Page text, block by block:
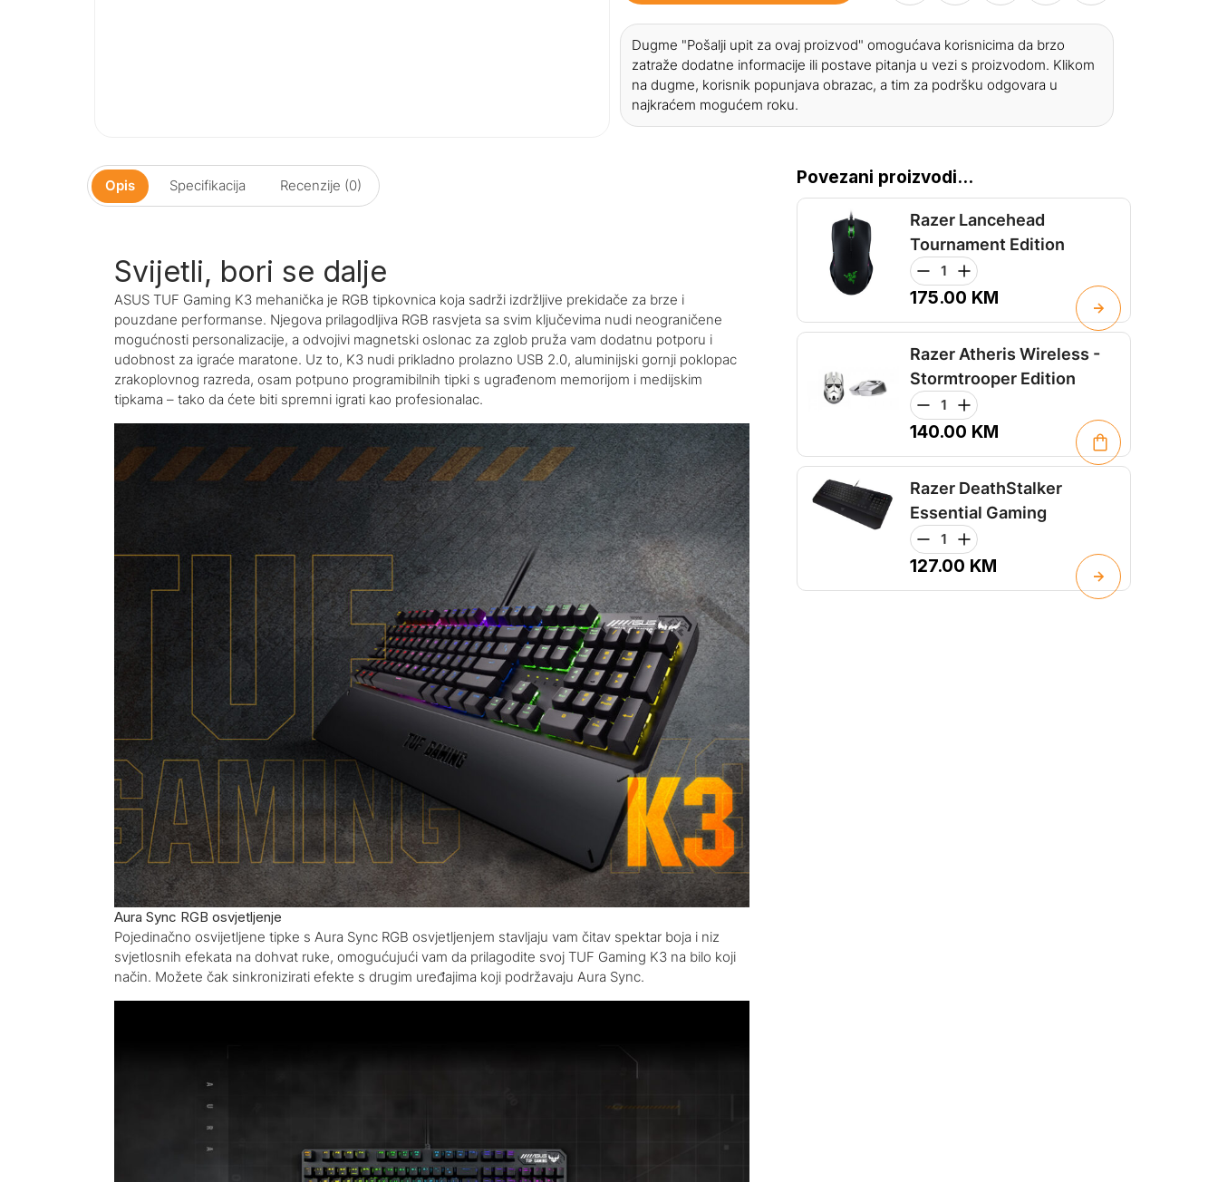
Dugme "Pošalji upit za ovaj proizvod" omogućava korisnicima da brzo
zatraže dodatne informacije ili postave pitanja u vezi s proizvodom. Klikom
na dugme, korisnik popunjava obrazac, a tim za podršku odgovara u
najkraćem mogućem roku.
Opis Specifikacija Recenzije (0)
Svijetli, bori se dalje
ASUS TUF Gaming K3 mehanička je RGB tipkovnica koja sadrži izdržljive prekidače za brze i
pouzdane performanse. Njegova prilagodljiva RGB rasvjeta sa svim ključevima nudi neograničene
mogućnosti personalizacije, a odvojivi magnetski oslonac za zglob pruža vam dodatnu potporu i
udobnost za igraće maratone. Uz to, K3 nudi prikladno prolazno USB 2.0, aluminijski gornji poklopac
zrakoplovnog razreda, osam potpuno programibilnih tipki s ugrađenom memorijom i medijskim
tipkama – tako da ćete biti spremni igrati kao profesionalac.
Aura Sync RGB osvjetljenje
Pojedinačno osvijetljene tipke s Aura Sync RGB osvjetljenjem stavljaju vam čitav spektar boja i niz
svjetlosnih efekata na dohvat ruke, omogućujući vam da prilagodite svoj TUF Gaming K3 na bilo koji
način. Možete čak sinkronizirati efekte s drugim uređajima koji podržavaju Aura Sync.
Povezani proizvodi...
Razer Lancehead
Tournament Edition
175.00 KM
Razer Atheris Wireless -
Stormtrooper Edition
140.00 KM
Razer DeathStalker
Essential Gaming
127.00 KM